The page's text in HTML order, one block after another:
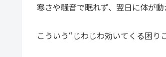
寒さや騒音で眠れず、翌日に体が動
こういう“じわじわ効いてくる困り